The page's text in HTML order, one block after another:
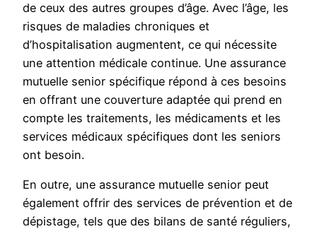
de ceux des autres groupes d’âge. Avec l’âge, les
risques de maladies chroniques et
d’hospitalisation augmentent, ce qui nécessite
une attention médicale continue. Une assurance
mutuelle senior spécifique répond à ces besoins
en offrant une couverture adaptée qui prend en
compte les traitements, les médicaments et les
services médicaux spécifiques dont les seniors
ont besoin.
En outre, une assurance mutuelle senior peut
également offrir des services de prévention et de
dépistage, tels que des bilans de santé réguliers,